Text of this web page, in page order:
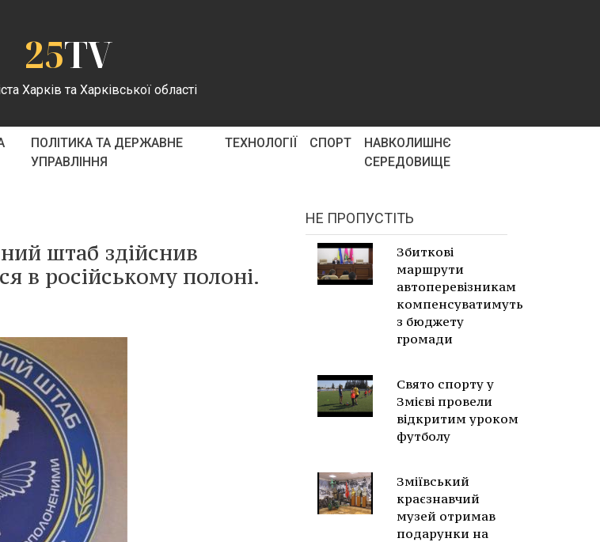
25TV
Харків та Харківської області
ПОЛІТИКА ТА ДЕРЖАВНЕ
УПРАВЛІННЯ
ТЕХНОЛОГІЇ СПОРТ
НАВКОЛИШНЄ
СЕРЕДОВИЩЕ
штаб здійснив
в російському полоні.
НЕ ПРОПУСТІТЬ
Збиткові
маршрути
автоперевізникам
компенсуватимуть
з бюджету
громади
Свято спорту у
Змієві провели
відкритим уроком
футболу
Зміївський
краєзнавчий
музей отримав
подарунки на